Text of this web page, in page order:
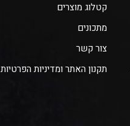
קטלוג מוצרים
מתכונים
צור קשר
תקנון האתר ומדיניות הפרטיות